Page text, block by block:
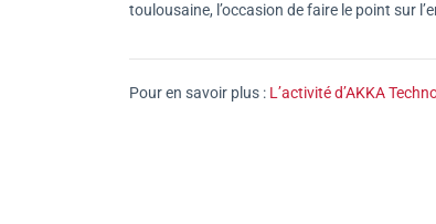
toulousaine, l’occasion de faire le point sur
Pour en savoir plus : L’activité d’AKKA